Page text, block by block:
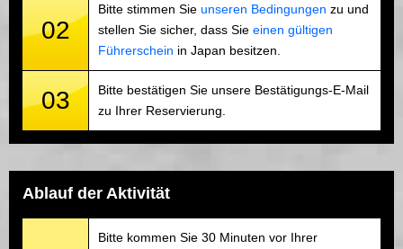
02
Bitte stimmen Sie unseren Bedingungen zu und
stellen Sie sicher, dass Sie einen gültigen
Führerschein in Japan besitzen.
03
Bitte bestätigen Sie unsere Bestätigungs-E-Mail
zu Ihrer Reservierung.
Ablauf der Aktivität
Bitte kommen Sie 30 Minuten vor Ihrer